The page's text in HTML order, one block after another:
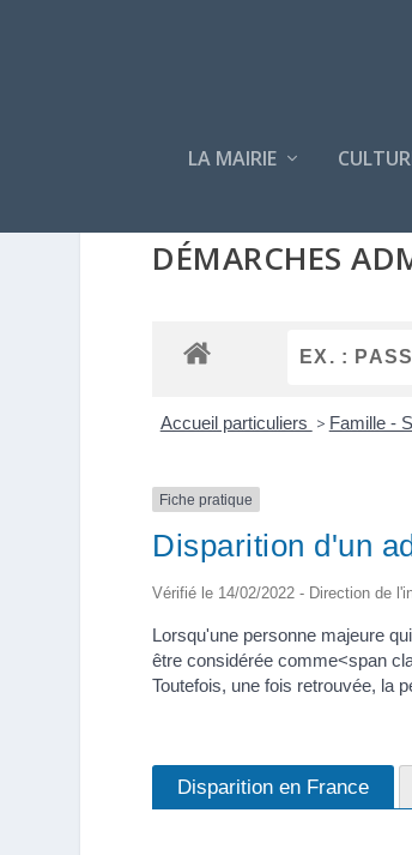
LA MAIRIE
DÉMARCHES
Accueil particuliers > Famille -
Fiche pratique
Disparition d'un
Vérifié le 14/02/2022 - Direction de
Lorsqu'une personne majeure
être considérée comme<span
Toutefois, une fois retrouvée, la
Disparition en France